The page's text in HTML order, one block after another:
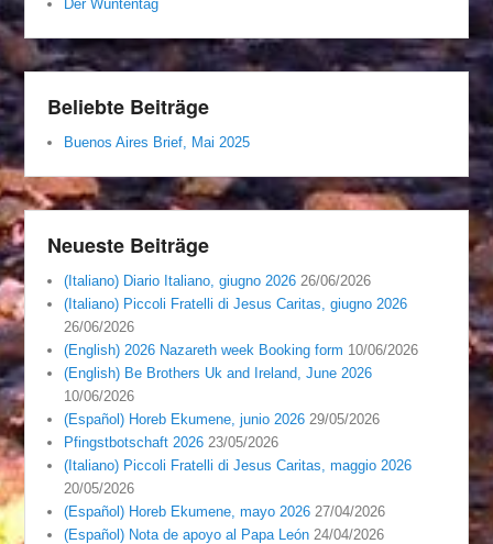
Der Wüntentag
Beliebte Beiträge
Buenos Aires Brief, Mai 2025
Neueste Beiträge
(Italiano) Diario Italiano, giugno 2026 26/06/2026
(Italiano) Piccoli Fratelli di Jesus Caritas, giugno 2026
26/06/2026
(English) 2026 Nazareth week Booking form 10/06/2026
(English) Be Brothers Uk and Ireland, June 2026
10/06/2026
(Español) Horeb Ekumene, junio 2026 29/05/2026
Pfingstbotschaft 2026 23/05/2026
(Italiano) Piccoli Fratelli di Jesus Caritas, maggio 2026
20/05/2026
(Español) Horeb Ekumene, mayo 2026 27/04/2026
(Español) Nota de apoyo al Papa León 24/04/2026